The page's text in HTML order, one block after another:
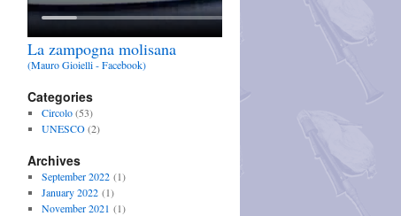
La zampogna molisana
(Mauro Gioielli - Facebook)
Categories
Circolo(53)
UNESCO(2)
Archives
September 2022(1)
January 2022(1)
November 2021 (1)